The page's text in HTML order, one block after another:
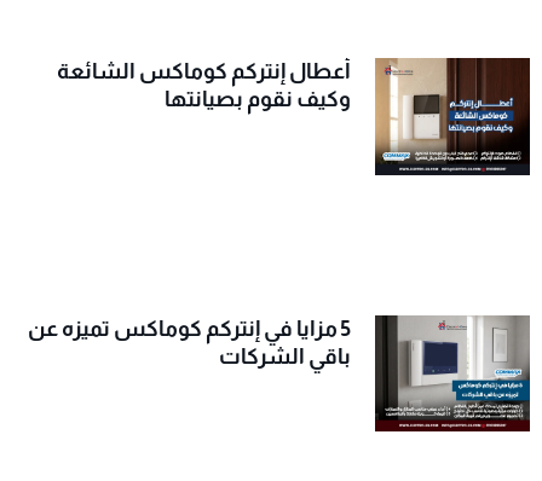
أعطال إنتركم كوماكس الشائعة
وكيف نقوم بصيانتها
5 مزايا في إنتركم كوماكس تميزه عن
باقي الشركات